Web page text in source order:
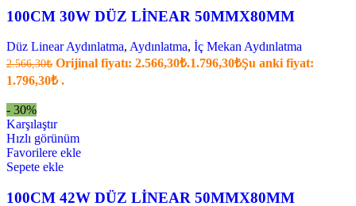
100CM 30W DÜZ LİNEAR 50MMX80MM
Düz Linear Aydınlatma, Aydınlatma, İç Mekan Aydınlatma
2.566,30₺ Orijinal fiyatı: 2.566,30₺.1.796,30₺Şu anki fiyat:
1.796,30₺ .
- 30%
Karşılaştır
Hızlı görünüm
Favorilere ekle
Sepete ekle
100CM 42W DÜZ LİNEAR 50MMX80MM